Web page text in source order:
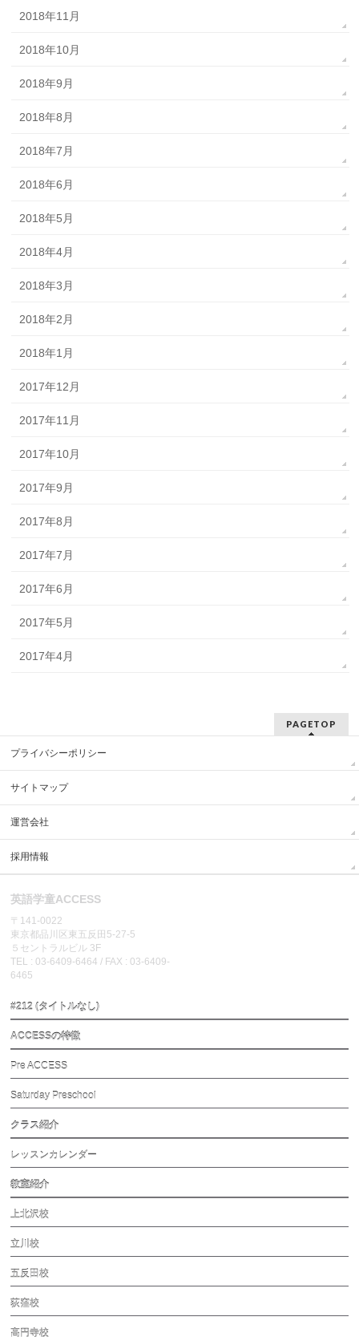
2018年11月
2018年10月
2018年9月
2018年8月
2018年7月
2018年6月
2018年5月
2018年4月
2018年3月
2018年2月
2018年1月
2017年12月
2017年11月
2017年10月
2017年9月
2017年8月
2017年7月
2017年6月
2017年5月
2017年4月
PAGETOP
プライバシーポリシー
サイトマップ
運営会社
採用情報
英語学童ACCESS
〒141-0022
東京都品川区東五反田5-27-5
５セントラルビル 3F
TEL : 03-6409-6464 / FAX : 03-6409-
6465
#212 (タイトルなし)
ACCESSの特徴
Pre ACCESS
Saturday Preschool
クラス紹介
レッスンカレンダー
教室紹介
上北沢校
立川校
五反田校
荻窪校
高円寺校